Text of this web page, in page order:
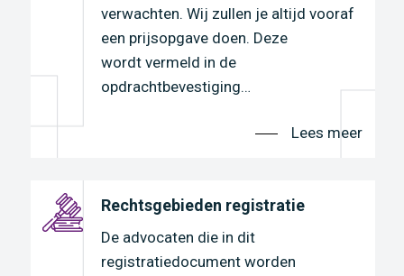
verwachten. Wij zullen je altijd vooraf
een prijsopgave doen. Deze
wordt vermeld in de
opdrachtbevestiging…
Lees meer
Rechtsgebieden registratie
De advocaten die in dit
registratiedocument worden